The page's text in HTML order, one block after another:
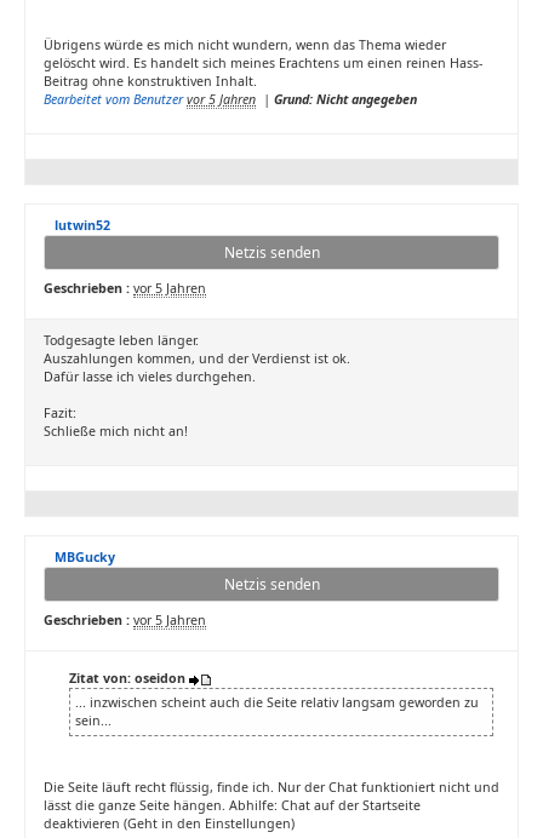
Übrigens würde es mich nicht wundern, wenn das Thema wieder
gelöscht wird. Es handelt sich meines Erachtens um einen reinen Hass-
Beitrag ohne konstruktiven Inhalt.
Bearbeitet vom Benutzer vor 5 Jahren | Grund: Nicht angegeben
lutwin52
Netzis senden
Geschrieben : vor 5 Jahren
Todgesagte leben länger.
Auszahlungen kommen, und der Verdienst ist ok.
Dafür lasse ich vieles durchgehen.
Fazit:
Schließe mich nicht an!
MBGucky
Netzis senden
Geschrieben : vor 5 Jahren
Zitat von: oseidon
... inzwischen scheint auch die Seite relativ langsam geworden zu
sein...
Die Seite läuft recht flüssig, finde ich. Nur der Chat funktioniert nicht und
lässt die ganze Seite hängen. Abhilfe: Chat auf der Startseite
deaktivieren (Geht in den Einstellungen)